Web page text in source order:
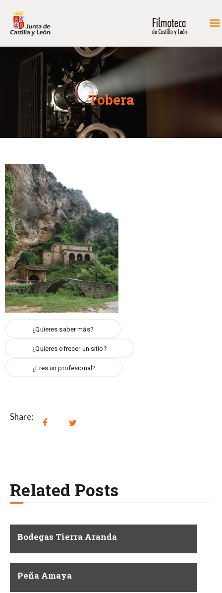
Tobera
INICIO
FONDOS DE CONSULTA
PROGRAMACIÓN
EXPOSICIONES
DIDÁCTICA
MÁS…
CONTACTAR
¿Quieres saber más?
¿Quieres ofrecer un sitio?
¿Eres un profesional?
Share:
Related Posts
Bodegas Tierra Aranda
Peña Amaya